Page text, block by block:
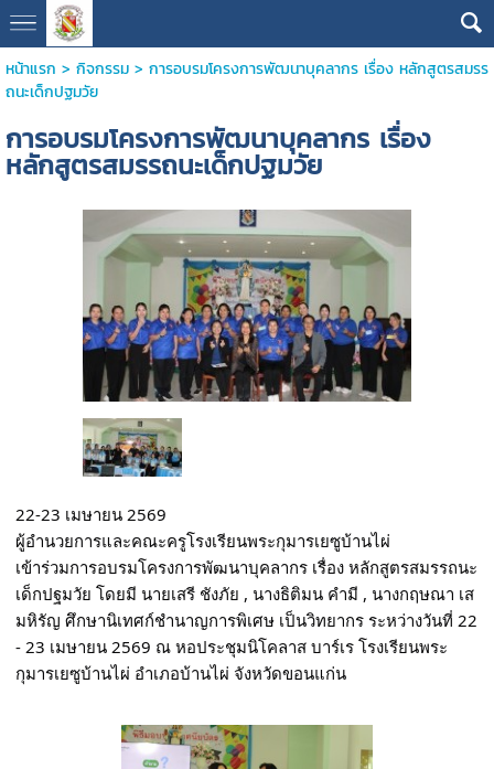
หน้าแรก > กิจกรรม> การอบรมโครงการพัฒนาบุคลากร เรื่อง หลักสูตรสมรร
ถนะเด็กปฐมวัย
การอบรมโครงการพัฒนาบุคลากร เรื่อง
หลักสูตรสมรรถนะเด็กปฐมวัย
22-23 เมษายน 2569
ผู้อำนวยการและคณะครูโรงเรียนพระกุมารเยซูบ้านไผ่
เข้าร่วมการอบรมโครงการพัฒนาบุคลากร เรื่อง หลักสูตรสมรรถนะ
เด็กปฐมวัย โดยมี นายเสรี ชังภัย , นางธิติมน คำมี , นางกฤษณา เส
มหิรัญ ศึกษานิเทศก์ชำนาญการพิเศษ เป็นวิทยากร ระหว่างวันที่ 22
- 23 เมษายน 2569 ณ หอประชุมนิโคลาส บาร์เร โรงเรียนพระ
กุมารเยซูบ้านไผ่ อำเภอบ้านไผ่ จังหวัดขอนแก่น